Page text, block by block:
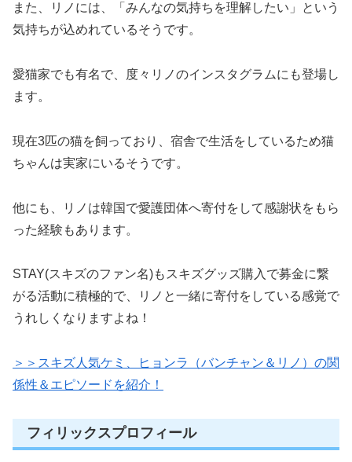
また、リノには、「みんなの気持ちを理解したい」という
気持ちが込めれているそうです。
愛猫家でも有名で、度々リノのインスタグラムにも登場し
ます。
現在3匹の猫を飼っており、宿舎で生活をしているため猫
ちゃんは実家にいるそうです。
他にも、リノは韓国で愛護団体へ寄付をして感謝状をもら
った経験もあります。
STAY(スキズのファン名)もスキズグッズ購入で募金に繋
がる活動に積極的で、リノと一緒に寄付をしている感覚で
うれしくなりますよね！
＞＞スキズ人気ケミ、ヒョンラ（バンチャン＆リノ）の関
係性＆エピソードを紹介！
フィリックスプロフィール